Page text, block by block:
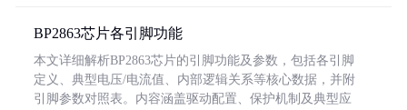
BP2863芯片各引脚功能
本文详细解析BP2863芯片的引脚功能及参数，包括各引脚
定义、典型电压/电流值、内部逻辑关系等核心数据，并附
引脚参数对照表。内容涵盖驱动配置、保护机制及典型应